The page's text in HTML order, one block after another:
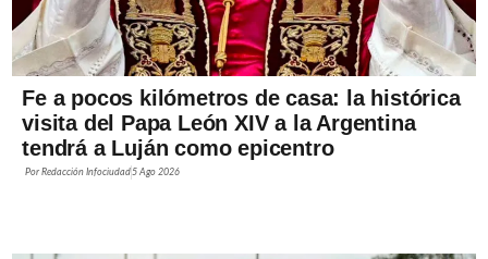
Fe a pocos kilómetros de casa: la histórica
visita del Papa León XIV a la Argentina
tendrá a Luján como epicentro
PorRedacción Infociudad 5 Ago 2026